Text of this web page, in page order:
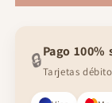
🔒Pago 100%
Tarjetas